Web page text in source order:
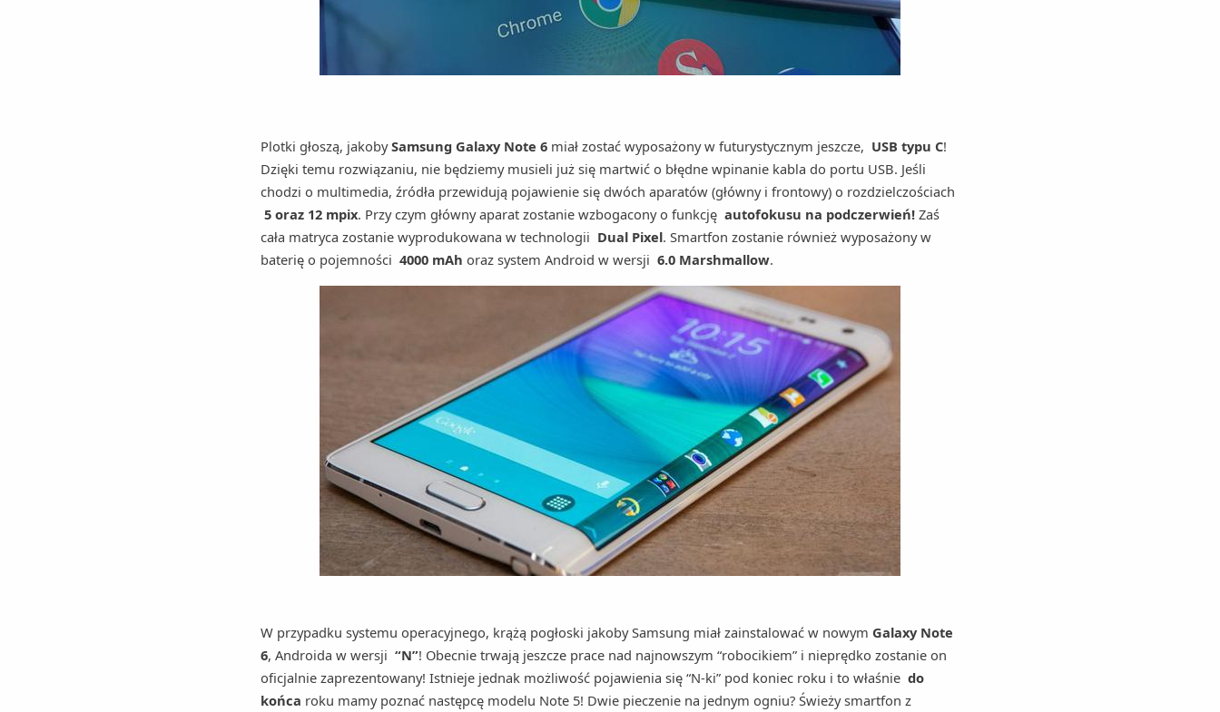
Plotki głoszą, jakobySamsung Galaxy Note 6 miał zostać wyposażony w futurystycznym jeszcze, USB typu C!
Dzięki temu rozwiązaniu, nie będziemy musieli już się martwić o błędne wpinanie kabla do portu USB. Jeśli
chodzi o multimedia, źródła przewidują pojawienie się dwóch aparatów (główny i frontowy) o rozdzielczościach
5 oraz 12 mpix. Przy czym główny aparat zostanie wzbogacony o funkcję autofokusu na podczerwień! Zaś
cała matryca zostanie wyprodukowana w technologii Dual Pixel. Smartfon zostanie również wyposażony w
baterię o pojemności 4000 mAh oraz system Android w wersji 6.0 Marshmallow.
W przypadku systemu operacyjnego, krążą pogłoski jakoby Samsung miał zainstalować w nowym Galaxy Note
6, Androida w wersji “N”! Obecnie trwają jeszcze prace nad najnowszym “robocikiem” i nieprędko zostanie on
oficjalnie zaprezentowany! Istnieje jednak możliwość pojawienia się “N-ki” pod koniec roku i to właśnie do
końca roku mamy poznać następcę modelu Note 5! Dwie pieczenie na jednym ogniu? Świeży smartfon z